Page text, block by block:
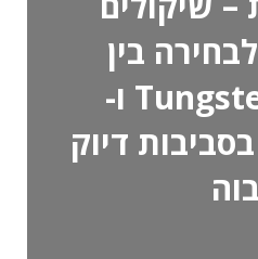
בין
Tungsten, WHA ו-
Densimet בסביבות דיוק